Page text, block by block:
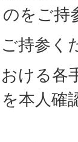
をご持
持参く
ける各
本人確